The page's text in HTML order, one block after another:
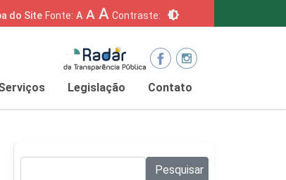
do Site Fonte: A A A Contraste: brightness_6
Legislação Contato
Pesquisar